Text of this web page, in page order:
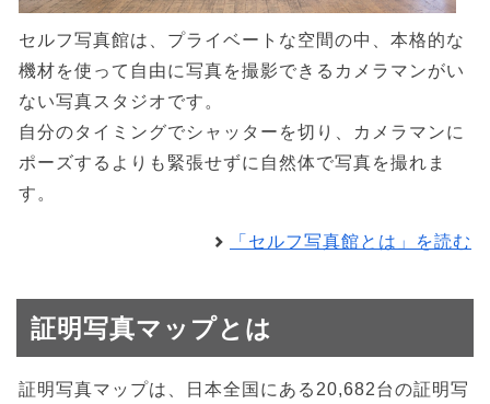
セルフ写真館は、プライベートな空間の中、本格的な
機材を使って自由に写真を撮影できるカメラマンがい
ない写真スタジオです。
自分のタイミングでシャッターを切り、カメラマンに
ポーズするよりも緊張せずに自然体で写真を撮れま
す。
「セルフ写真館とは」を読む
証明写真マップとは
証明写真マップは、日本全国にある20,682台の証明写